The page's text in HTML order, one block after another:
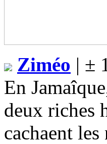
Ziméo | ±
En
deux riches
cachaent